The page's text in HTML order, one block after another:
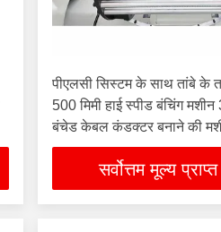
पीएलसी सिस्टम के साथ तांबे के
500 मिमी हाई स्पीड बंचिंग
बंचेड केबल कंडक्टर बनाने की
सर्वोत्तम मूल्य